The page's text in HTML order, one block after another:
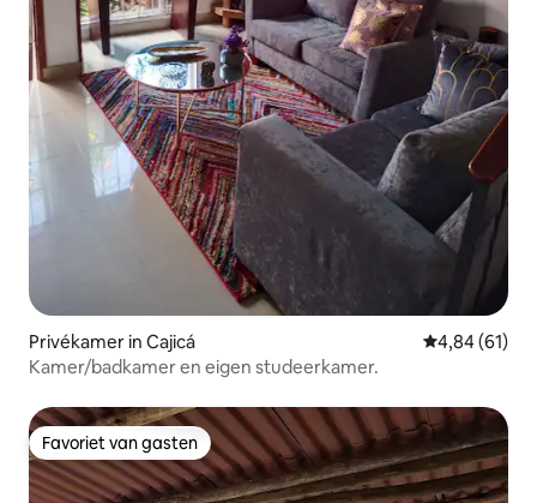
Privékamer in Cajicá Gemiddelde
4,84 (61)
Kamer/badkamer en eigen studeerkamer.
Favoriet van gasten
Favoriet van gasten